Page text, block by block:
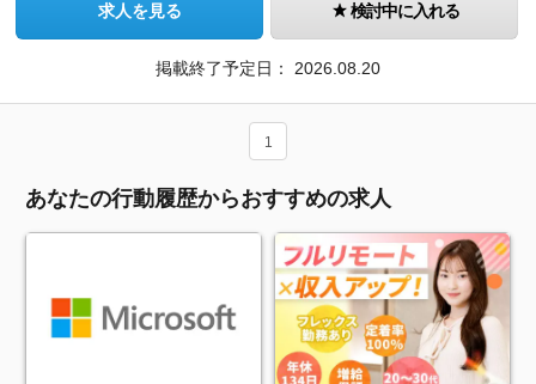
求人を見る 検討中に入れる
掲載終了予定日： 2026.08.20
1
あなたの行動履歴からおすすめの求人